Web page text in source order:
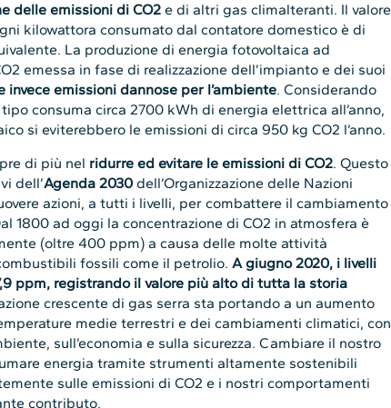
delle emissioni di CO2 e di altri gas climalteranti. Il valore
kilowattora consumato dal contatore domestico è di
La produzione di energia fotovoltaica ad
emessa in fase di realizzazione dell’impianto e dei suoi
invece emissioni dannose per l’ambiente. Considerando
consuma circa 2700 kWh di energia elettrica all’anno,
si eviterebbero le emissioni di circa 950 kg CO2 l’anno.
di più nel ridurre ed evitare le emissioni di CO2. Questo
dell’Agenda 2030 dell’Organizzazione delle Nazioni
azioni, a tutti i livelli, per combattere il cambiamento
1800 ad oggi la concentrazione di CO2 in atmosfera è
(oltre 400 ppm) a causa delle molte attività
fossili come il petrolio.A giugno 2020, i livelli
ppm, registrando il valore più alto di tutta la storia
crescente di gas serra sta portando a un aumento
medie terrestri e dei cambiamenti climatici, con
sull’economia e sulla sicurezza. Cambiare il nostro
energia tramite strumenti altamente sostenibili
sulle emissioni di CO2 e i nostri comportamenti
contributo.